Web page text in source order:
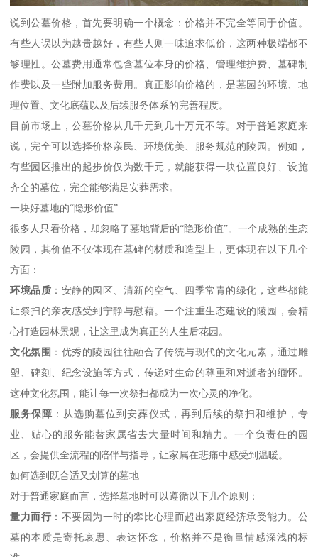
说到公墓价格，首先要明确一个概念：价格并不完全等同于价值。
有些人误以为越贵越好，有些人则一味追求低价，这两种极端都不
够理性。公墓费用通常包含墓位本身的价格、管理维护费、墓碑制
作费以及一些附加服务费用。真正影响价格的，是墓园的环境、地
理位置、文化底蕴以及后续服务体系的完善程度。
目前市场上，公墓价格从几千元到几十万元不等。对于普通家庭来
说，完全可以选择价格亲民、环境优美、服务规范的陵园。例如，
有些园区推出的起步价仅为数千元，就能获得一块位置良好、设施
齐全的墓位，完全能够满足安葬需求。
一块好墓地的“隐形价值”
很多人只看价格，却忽略了墓地背后的“隐形价值”。一个成熟的生态
陵园，其价值不仅体现在墓碑的材质和造型上，更体现在以下几个
方面：
环境品质 ：安静的园区、清新的空气、四季常青的绿化，这些都能
让祭扫的亲友感受到宁静与慰藉。一个注重生态建设的陵园，会精
心打造园林景观，让这里成为真正的人生后花园。
文化氛围 ：优秀的陵园往往融合了传统与现代的文化元素，通过雕
塑、碑刻、纪念设施等方式，传递对生命的尊重和对逝者的缅怀。
这种文化氛围，能让每一次祭扫都成为一次心灵的净化。
服务保障 ：从选购墓位到安葬仪式，再到后续的祭扫和维护，专
业、贴心的服务能替家属省去大量时间和精力。一个负责任的园
区，会提供全流程的陪伴与指导，让家属在悲痛中感受到温暖。
如何选到既合适又划算的墓地
对于普通家庭而言，选择墓地时可以遵循以下几个原则：
量力而行：不要因为一时的攀比心理而超出家庭经济承受能力。公
墓的本质是寄托哀思、表达怀念，价格并不是衡量情感深浅的标